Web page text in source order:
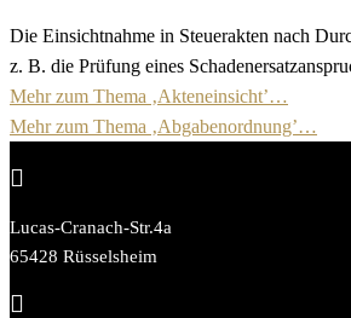
Die Einsichtnahme in Steuerakten nach
z. B. die Prüfung eines
Mehr zum Thema ‚Akteneinsicht’…
Mehr zum Thema ‚Abgabenordnung’…

Lucas-Cranach-Str.4a
65428 Rüsselsheim
